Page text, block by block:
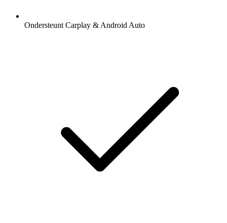
Ondersteunt Carplay & Android Auto